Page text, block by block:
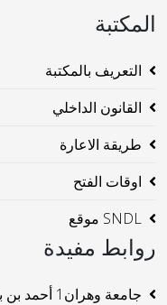
المكتبة
التعريف بالمكتبة
القانون الداخلي
طريقة الاعارة
اوقات الفتح
SNDL موقع
روابط مفيدة
جامعة وهران1 أحمد بن بلة